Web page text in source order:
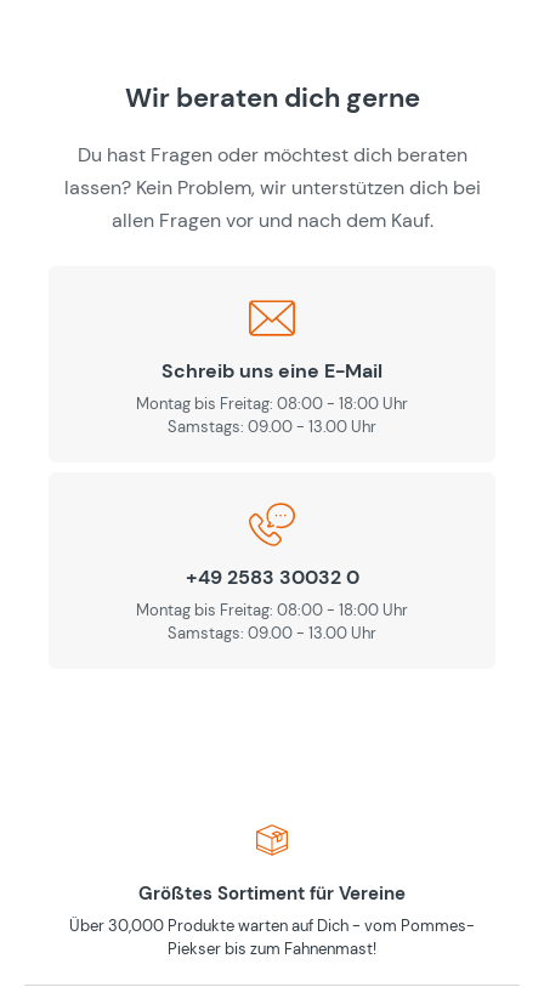
Wir beraten dich gerne
Du hast Fragen oder möchtest dich beraten
lassen? Kein Problem, wir unterstützen dich bei
allen Fragen vor und nach dem Kauf.
Schreib uns eine E-Mail
Montag bis Freitag: 08:00 - 18:00 Uhr
Samstags: 09.00 - 13.00 Uhr
+49 2583 30032 0
Montag bis Freitag: 08:00 - 18:00 Uhr
Samstags: 09.00 - 13.00 Uhr
Größtes Sortiment für Vereine
Über 30,000 Produkte warten auf Dich - vom Pommes-
Piekser bis zum Fahnenmast!